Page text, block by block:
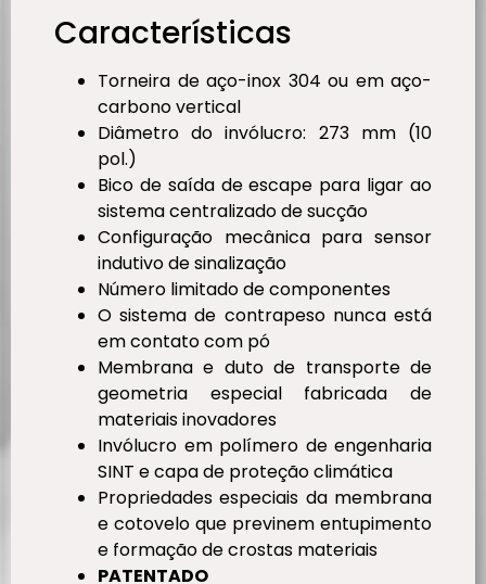
Características
Torneira de aço-inox 304 ou em aço-
carbono vertical
Diâmetro do invólucro: 273 mm (10
pol.)
Bico de saída de escape para ligar ao
sistema centralizado de sucção
Configuração mecânica para sensor
indutivo de sinalização
Número limitado de componentes
O sistema de contrapeso nunca está
em contato com pó
Membrana e duto de transporte de
geometria especial fabricada de
materiais inovadores
Invólucro em polímero de engenharia
SINT e capa de proteção climática
Propriedades especiais da membrana
e cotovelo que previnem entupimento
e formação de crostas materiais
PATENTADO